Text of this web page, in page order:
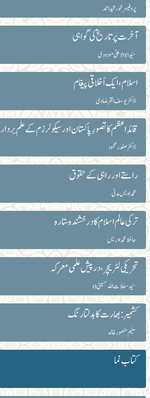
پروفیسر خورشید احمد
آخرت پر تاریخ کی گواہی
سیّد ابوالاعلیٰ مودودی
اسلام ، ایک اَخلاقی پیغام
ڈاکٹر یوسف القرضاوی
قائداعظم کا تصورِ پاکستان اور سیکولرزم کے علَم بردار
ڈاکٹر صفدر محمود
راستے اور راہی کے حقوق
محمد اویس مدنی
ترکی عالم اسلام کا درخشندہ ستارہ
حافظ محمد ادریس
تحریکی لٹریچر ، درپیش علمی معرکہ
سیّد سعادت اللہ حسینیo
کشمیر:بھارت کا بدلتا رنگ
سلیم منصور خالد
کتاب نما